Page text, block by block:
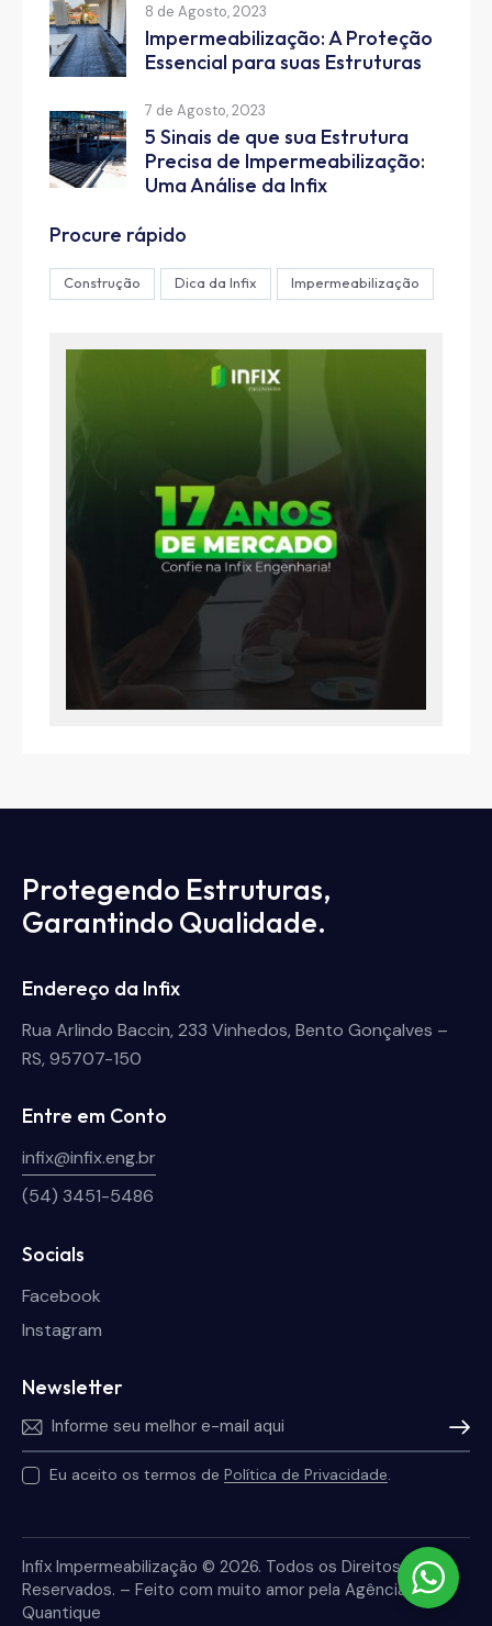
8 de Agosto, 2023
Impermeabilização: A Proteção
Essencial para suas Estruturas
7 de Agosto, 2023
5 Sinais de que sua Estrutura
Precisa de Impermeabilização:
Uma Análise da Infix
Procure rápido
Construção Dica da Infix Impermeabilização
Protegendo Estruturas,
Garantindo Qualidade.
Endereço da Infix
Rua Arlindo Baccin, 233 Vinhedos, Bento Gonçalves –
RS, 95707-150
Entre em Conto
infix@infix.eng.br
(54) 3451-5486
Socials
Facebook
Instagram
Newsletter
Eu aceito os termos de Política de Privacidade.
Infix Impermeabilização © 2026. Todos os Direitos
Reservados. – Feito com muito amor pela Agência
Quantique